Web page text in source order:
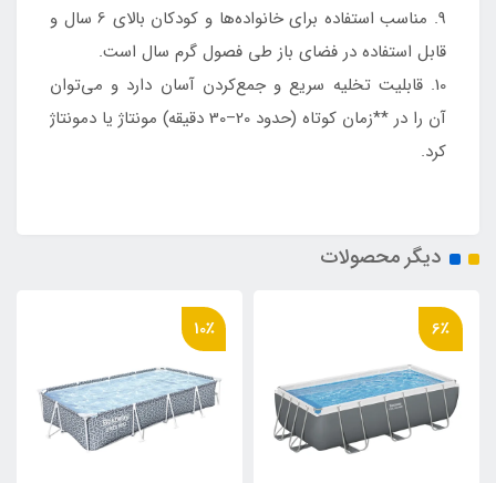
9. مناسب استفاده برای خانواده‌ها و کودکان بالای 6 سال و
قابل استفاده در فضای باز طی فصول گرم سال است.
10. قابلیت تخلیه سریع و جمع‌کردن آسان دارد و می‌توان
آن را در **زمان کوتاه (حدود 20–30 دقیقه) مونتاژ یا دمونتاژ
کرد.
دیگر محصولات
6٪ 10٪